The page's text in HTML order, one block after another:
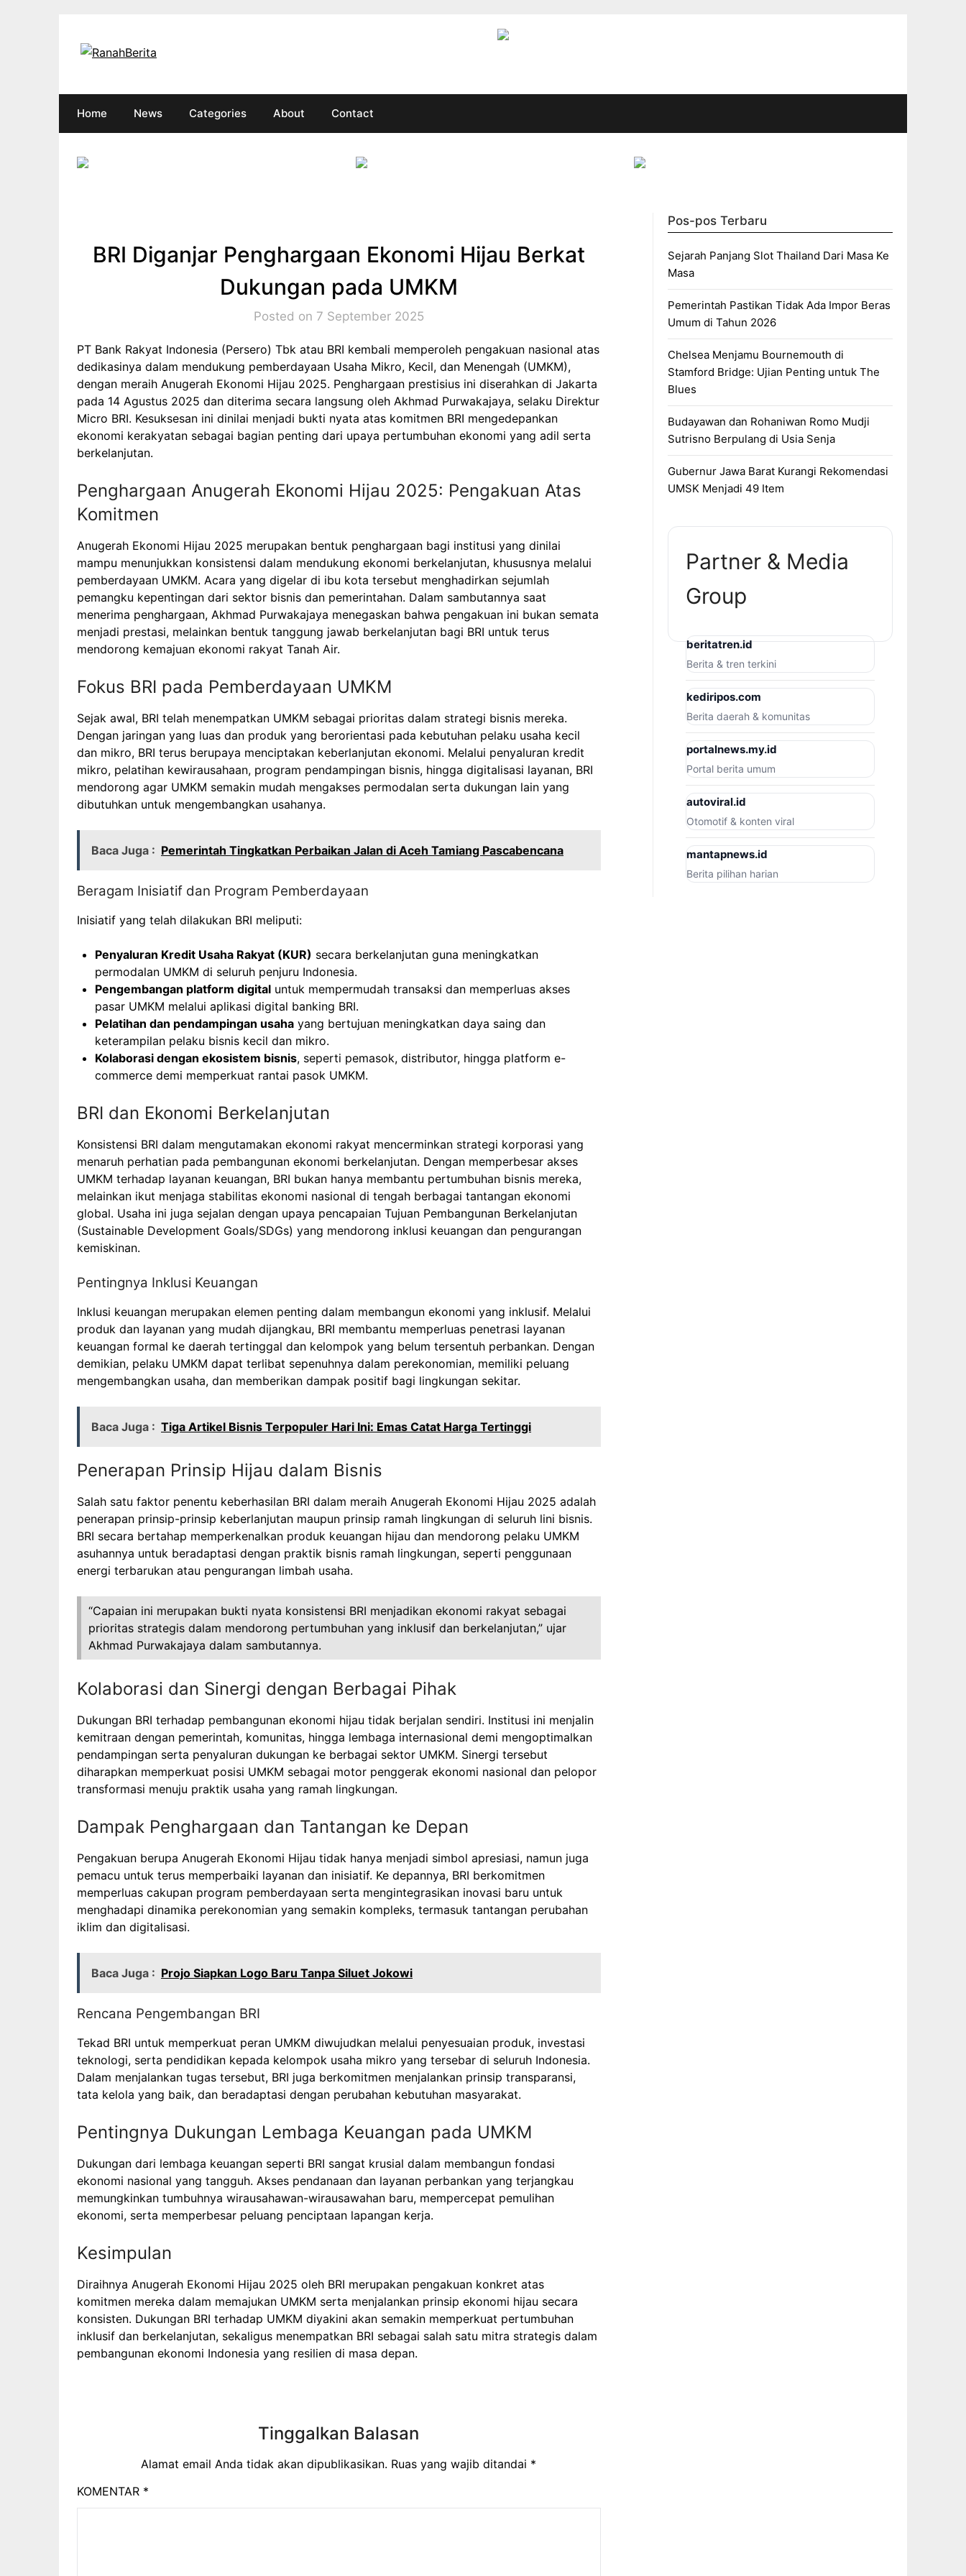
Home News Categories About Contact
BRI Diganjar Penghargaan Ekonomi Hijau Berkat
Dukungan pada UMKM
Posted on 7 September 2025
PT Bank Rakyat Indonesia (Persero) Tbk atau BRI kembali memperoleh pengakuan nasional atas
dedikasinya dalam mendukung pemberdayaan Usaha Mikro, Kecil, dan Menengah (UMKM),
dengan meraih Anugerah Ekonomi Hijau 2025. Penghargaan prestisius ini diserahkan di Jakarta
pada 14 Agustus 2025 dan diterima secara langsung oleh Akhmad Purwakajaya, selaku Direktur
Micro BRI. Kesuksesan ini dinilai menjadi bukti nyata atas komitmen BRI mengedepankan
ekonomi kerakyatan sebagai bagian penting dari upaya pertumbuhan ekonomi yang adil serta
berkelanjutan.
Penghargaan Anugerah Ekonomi Hijau 2025: Pengakuan Atas
Komitmen
Anugerah Ekonomi Hijau 2025 merupakan bentuk penghargaan bagi institusi yang dinilai
mampu menunjukkan konsistensi dalam mendukung ekonomi berkelanjutan, khususnya melalui
pemberdayaan UMKM. Acara yang digelar di ibu kota tersebut menghadirkan sejumlah
pemangku kepentingan dari sektor bisnis dan pemerintahan. Dalam sambutannya saat
menerima penghargaan, Akhmad Purwakajaya menegaskan bahwa pengakuan ini bukan semata
menjadi prestasi, melainkan bentuk tanggung jawab berkelanjutan bagi BRI untuk terus
mendorong kemajuan ekonomi rakyat Tanah Air.
Fokus BRI pada Pemberdayaan UMKM
Sejak awal, BRI telah menempatkan UMKM sebagai prioritas dalam strategi bisnis mereka.
Dengan jaringan yang luas dan produk yang berorientasi pada kebutuhan pelaku usaha kecil
dan mikro, BRI terus berupaya menciptakan keberlanjutan ekonomi. Melalui penyaluran kredit
mikro, pelatihan kewirausahaan, program pendampingan bisnis, hingga digitalisasi layanan, BRI
mendorong agar UMKM semakin mudah mengakses permodalan serta dukungan lain yang
dibutuhkan untuk mengembangkan usahanya.
Baca Juga : Pemerintah Tingkatkan Perbaikan Jalan di Aceh Tamiang Pascabencana
Beragam Inisiatif dan Program Pemberdayaan
Inisiatif yang telah dilakukan BRI meliputi:
Penyaluran Kredit Usaha Rakyat (KUR) secara berkelanjutan guna meningkatkan
permodalan UMKM di seluruh penjuru Indonesia.
Pengembangan platform digital untuk mempermudah transaksi dan memperluas akses
pasar UMKM melalui aplikasi digital banking BRI.
Pelatihan dan pendampingan usaha yang bertujuan meningkatkan daya saing dan
keterampilan pelaku bisnis kecil dan mikro.
Kolaborasi dengan ekosistem bisnis, seperti pemasok, distributor, hingga platform e-
commerce demi memperkuat rantai pasok UMKM.
BRI dan Ekonomi Berkelanjutan
Konsistensi BRI dalam mengutamakan ekonomi rakyat mencerminkan strategi korporasi yang
menaruh perhatian pada pembangunan ekonomi berkelanjutan. Dengan memperbesar akses
UMKM terhadap layanan keuangan, BRI bukan hanya membantu pertumbuhan bisnis mereka,
melainkan ikut menjaga stabilitas ekonomi nasional di tengah berbagai tantangan ekonomi
global. Usaha ini juga sejalan dengan upaya pencapaian Tujuan Pembangunan Berkelanjutan
(Sustainable Development Goals/SDGs) yang mendorong inklusi keuangan dan pengurangan
kemiskinan.
Pentingnya Inklusi Keuangan
Inklusi keuangan merupakan elemen penting dalam membangun ekonomi yang inklusif. Melalui
produk dan layanan yang mudah dijangkau, BRI membantu memperluas penetrasi layanan
keuangan formal ke daerah tertinggal dan kelompok yang belum tersentuh perbankan. Dengan
demikian, pelaku UMKM dapat terlibat sepenuhnya dalam perekonomian, memiliki peluang
mengembangkan usaha, dan memberikan dampak positif bagi lingkungan sekitar.
Baca Juga : Tiga Artikel Bisnis Terpopuler Hari Ini: Emas Catat Harga Tertinggi
Penerapan Prinsip Hijau dalam Bisnis
Salah satu faktor penentu keberhasilan BRI dalam meraih Anugerah Ekonomi Hijau 2025 adalah
penerapan prinsip-prinsip keberlanjutan maupun prinsip ramah lingkungan di seluruh lini bisnis.
BRI secara bertahap memperkenalkan produk keuangan hijau dan mendorong pelaku UMKM
asuhannya untuk beradaptasi dengan praktik bisnis ramah lingkungan, seperti penggunaan
energi terbarukan atau pengurangan limbah usaha.
“Capaian ini merupakan bukti nyata konsistensi BRI menjadikan ekonomi rakyat sebagai
prioritas strategis dalam mendorong pertumbuhan yang inklusif dan berkelanjutan,” ujar
Akhmad Purwakajaya dalam sambutannya.
Kolaborasi dan Sinergi dengan Berbagai Pihak
Dukungan BRI terhadap pembangunan ekonomi hijau tidak berjalan sendiri. Institusi ini menjalin
kemitraan dengan pemerintah, komunitas, hingga lembaga internasional demi mengoptimalkan
pendampingan serta penyaluran dukungan ke berbagai sektor UMKM. Sinergi tersebut
diharapkan memperkuat posisi UMKM sebagai motor penggerak ekonomi nasional dan pelopor
transformasi menuju praktik usaha yang ramah lingkungan.
Dampak Penghargaan dan Tantangan ke Depan
Pengakuan berupa Anugerah Ekonomi Hijau tidak hanya menjadi simbol apresiasi, namun juga
pemacu untuk terus memperbaiki layanan dan inisiatif. Ke depannya, BRI berkomitmen
memperluas cakupan program pemberdayaan serta mengintegrasikan inovasi baru untuk
menghadapi dinamika perekonomian yang semakin kompleks, termasuk tantangan perubahan
iklim dan digitalisasi.
Baca Juga : Projo Siapkan Logo Baru Tanpa Siluet Jokowi
Rencana Pengembangan BRI
Tekad BRI untuk memperkuat peran UMKM diwujudkan melalui penyesuaian produk, investasi
teknologi, serta pendidikan kepada kelompok usaha mikro yang tersebar di seluruh Indonesia.
Dalam menjalankan tugas tersebut, BRI juga berkomitmen menjalankan prinsip transparansi,
tata kelola yang baik, dan beradaptasi dengan perubahan kebutuhan masyarakat.
Pentingnya Dukungan Lembaga Keuangan pada UMKM
Dukungan dari lembaga keuangan seperti BRI sangat krusial dalam membangun fondasi
ekonomi nasional yang tangguh. Akses pendanaan dan layanan perbankan yang terjangkau
memungkinkan tumbuhnya wirausahawan-wirausawahan baru, mempercepat pemulihan
ekonomi, serta memperbesar peluang penciptaan lapangan kerja.
Kesimpulan
Diraihnya Anugerah Ekonomi Hijau 2025 oleh BRI merupakan pengakuan konkret atas
komitmen mereka dalam memajukan UMKM serta menjalankan prinsip ekonomi hijau secara
konsisten. Dukungan BRI terhadap UMKM diyakini akan semakin memperkuat pertumbuhan
inklusif dan berkelanjutan, sekaligus menempatkan BRI sebagai salah satu mitra strategis dalam
pembangunan ekonomi Indonesia yang resilien di masa depan.
Tinggalkan Balasan
Alamat email Anda tidak akan dipublikasikan. Ruas yang wajib ditandai *
KOMENTAR *
Pos-pos Terbaru
Sejarah Panjang Slot Thailand Dari Masa Ke
Masa
Pemerintah Pastikan Tidak Ada Impor Beras
Umum di Tahun 2026
Chelsea Menjamu Bournemouth di
Stamford Bridge: Ujian Penting untuk The
Blues
Budayawan dan Rohaniwan Romo Mudji
Sutrisno Berpulang di Usia Senja
Gubernur Jawa Barat Kurangi Rekomendasi
UMSK Menjadi 49 Item
Partner & Media
Group
beritatren.id
Berita & tren terkini
kediripos.com
Berita daerah & komunitas
portalnews.my.id
Portal berita umum
autoviral.id
Otomotif & konten viral
mantapnews.id
Berita pilihan harian